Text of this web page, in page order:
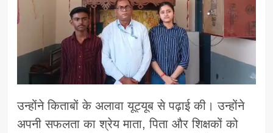
उन्होंने किताबों के अलावा यूट्यूब से पढ़ाई की। उन्होंने
अपनी सफलता का श्रेय माता, पिता और शिक्षकों को